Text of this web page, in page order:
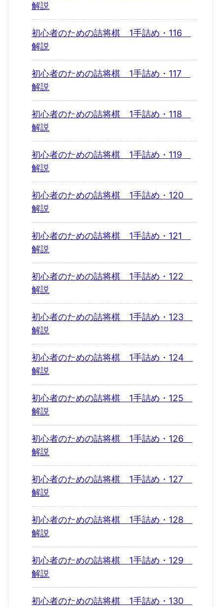
解説
初心者のための詰将棋 1手詰め・116
解説
初心者のための詰将棋 1手詰め・117
解説
初心者のための詰将棋 1手詰め・118
解説
初心者のための詰将棋 1手詰め・119
解説
初心者のための詰将棋 1手詰め・120
解説
初心者のための詰将棋 1手詰め・121
解説
初心者のための詰将棋 1手詰め・122
解説
初心者のための詰将棋 1手詰め・123
解説
初心者のための詰将棋 1手詰め・124
解説
初心者のための詰将棋 1手詰め・125
解説
初心者のための詰将棋 1手詰め・126
解説
初心者のための詰将棋 1手詰め・127
解説
初心者のための詰将棋 1手詰め・128
解説
初心者のための詰将棋 1手詰め・129
解説
初心者のための詰将棋 1手詰め・130